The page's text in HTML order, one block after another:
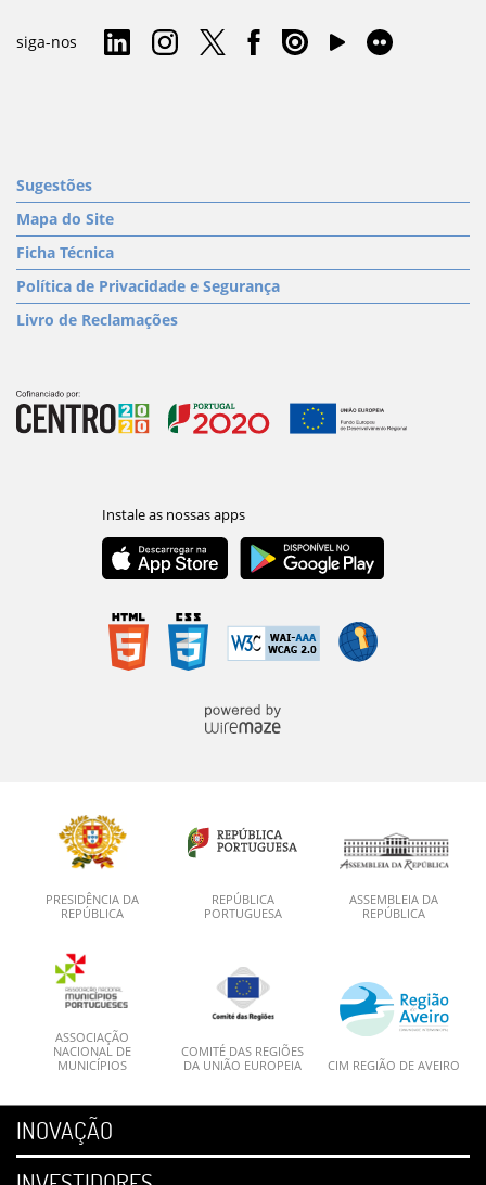
siga-nos
Sugestões
Mapa do Site
Ficha Técnica
Política de Privacidade e Segurança
Livro de Reclamações
PRESIDÊNCIA DA
REPÚBLICA
REPÚBLICA
PORTUGUESA
ASSEMBLEIA DA
REPÚBLICA
ASSOCIAÇÃO
NACIONAL DE
MUNICÍPIOS
COMITÉ DAS REGIÕES
DA UNIÃO EUROPEIA
CIM REGIÃO DE AVEIRO
INOVAÇÃO